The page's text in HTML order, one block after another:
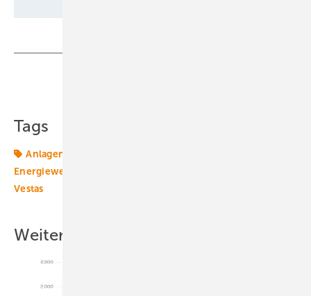
Tags
Anlagenpreise
Energiewende
Vestas
Weitere Inhalte